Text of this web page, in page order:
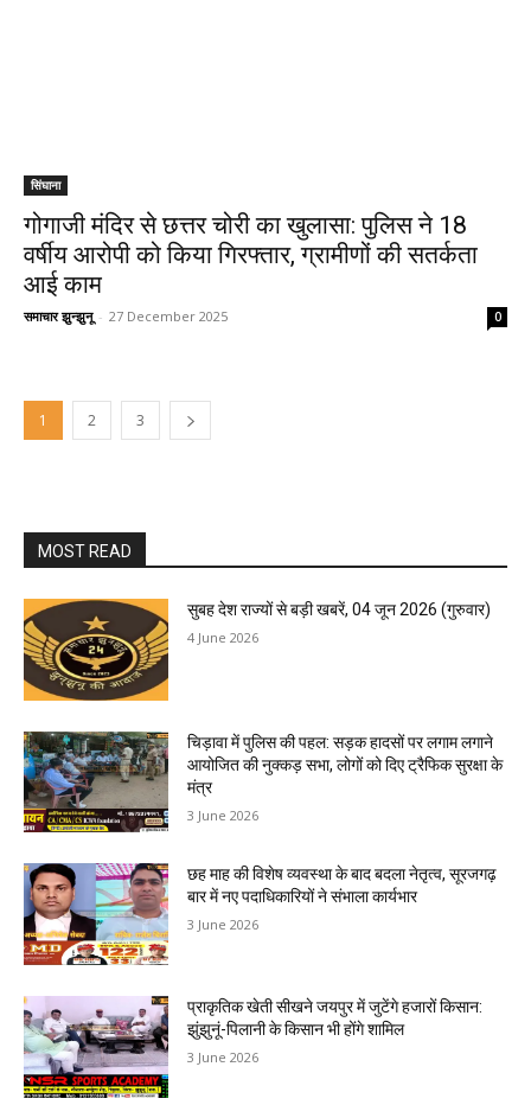
सिंघाना
गोगाजी मंदिर से छत्तर चोरी का खुलासा: पुलिस ने 18
वर्षीय आरोपी को किया गिरफ्तार, ग्रामीणों की सतर्कता
आई काम
समाचार झुन्झुनू - 27 December 2025 0
1 2 3
MOST READ
सुबह देश राज्यों से बड़ी खबरें, 04 जून 2026 (गुरुवार)
4 June 2026
चिड़ावा में पुलिस की पहल: सड़क हादसों पर लगाम लगाने
आयोजित की नुक्कड़ सभा, लोगों को दिए ट्रैफिक सुरक्षा के
मंत्र
3 June 2026
छह माह की विशेष व्यवस्था के बाद बदला नेतृत्व, सूरजगढ़
बार में नए पदाधिकारियों ने संभाला कार्यभार
3 June 2026
प्राकृतिक खेती सीखने जयपुर में जुटेंगे हजारों किसान:
झुंझुनूं-पिलानी के किसान भी होंगे शामिल
3 June 2026